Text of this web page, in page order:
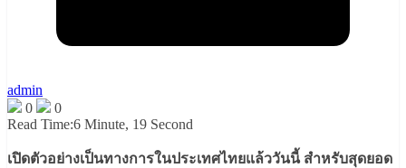
admin
0
0
Read Time:6 Minute, 19 Second
เปิดตัวอย่างเป็นทางการในประเทศไทยแล้ววันนี้ สำหรับสุดยอด